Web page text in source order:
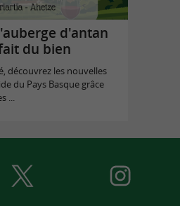
d'antan
du bien
découvrez les nouvelles
du Pays Basque grâce
...